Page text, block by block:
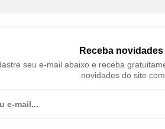
Receba novidades
seu e-mail abaixo e receba
novidades do site